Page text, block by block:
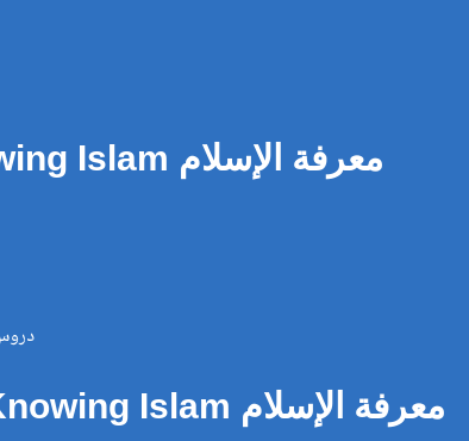
معرفة الإسلام Knowing Islam
معرفة الإسلام Knowing Islam